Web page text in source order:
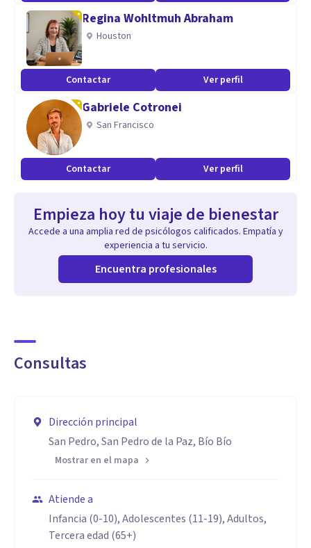
ansiedad, estrés y estado de animo.
Regina Wohltmuh Abraham
Houston
Contactar Ver perfil
Gabriele Cotronei
San Francisco
Contactar Ver perfil
Empieza hoy tu viaje de bienestar
Accede a una amplia red de psicólogos calificados. Empatía y
experiencia a tu servicio.
Encuentra profesionales
Consultas
Dirección principal
San Pedro, San Pedro de la Paz, Bío Bío
Mostrar en el mapa
Atiende a
Infancia (0-10), Adolescentes (11-19), Adultos,
Tercera edad (65+)